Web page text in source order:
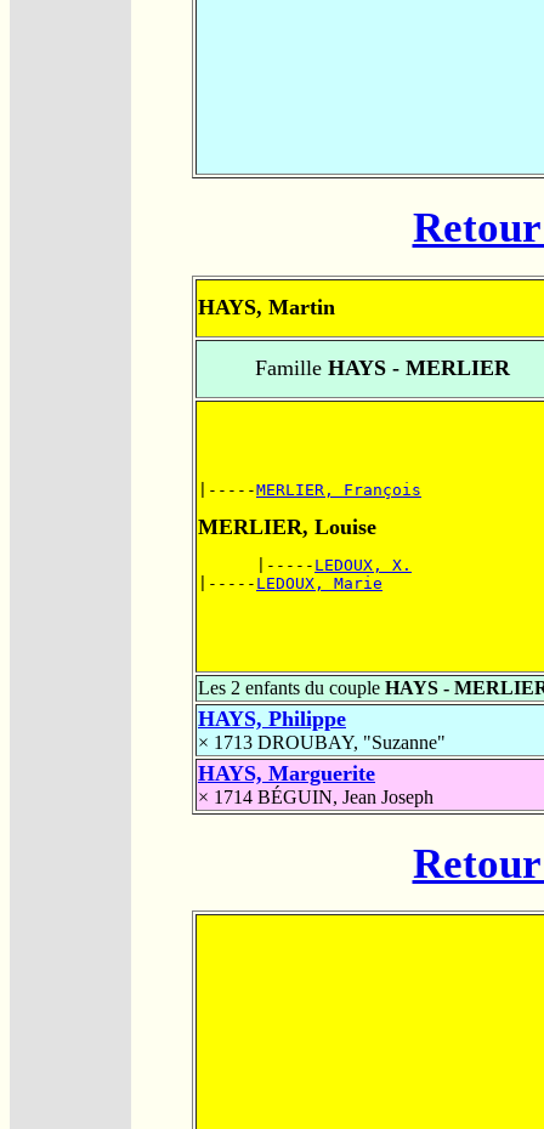
HAYS, Martin
FamilleHAYS - MERLIER
|-----MERLIER, François
MERLIER, Louise
      |-----
LEDOUX, X.
|----- LEDOUX, Marie
Les 2 enfants du couple HAYS -
HAYS, Philippe
× 1713 DROUBAY, "Suzanne"
HAYS, Marguerite
× 1714 BÉGUIN, Jean Joseph